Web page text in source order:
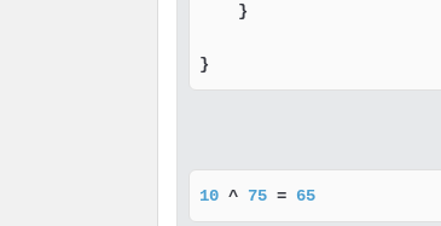
    }
}
10 ^ 75 = 65